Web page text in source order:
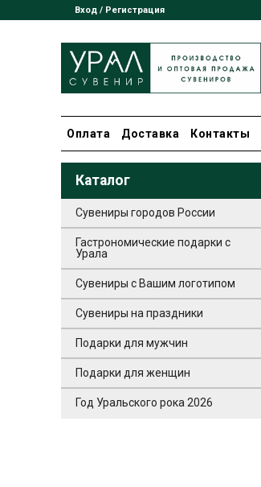
Вход / Регистрация
Оплата Доставка Контакты
Каталог
Сувениры городов России
Гастрономические подарки с
Урала
Сувениры с Вашим логотипом
Сувениры на праздники
Подарки для мужчин
Подарки для женщин
Год Уральского рока 2026